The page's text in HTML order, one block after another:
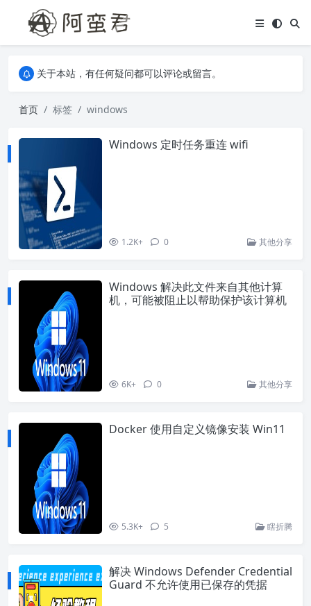
关于本站，有任何疑问都可以评论或留言。
关于本站，有任何疑问都可以评论或留言。
首页
标签 windows
Windows 定时任务重连 wifi
1.2K+ 0 其他分享
Windows 解决此文件来自其他计算
机，可能被阻止以帮助保护该计算机
6K+ 0 其他分享
Docker 使用自定义镜像安装 Win11
5.3K+ 5 瞎折腾
解决 Windows Defender Credential
Guard 不允许使用已保存的凭据